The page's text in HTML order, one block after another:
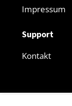
Impressum
Support
Kontakt